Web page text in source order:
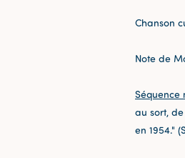
Chanson
Note de
Séquence
au sort,
en 1954."